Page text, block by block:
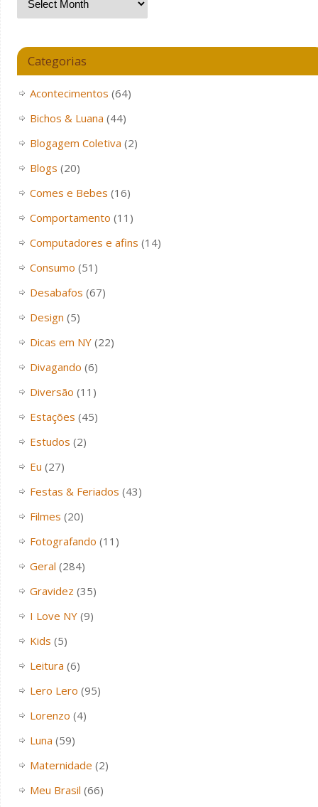
Categorias
Acontecimentos (64)
Bichos & Luana (44)
Blogagem Coletiva (2)
Blogs (20)
Comes e Bebes (16)
Comportamento (11)
Computadores e afins (14)
Consumo (51)
Desabafos (67)
Design (5)
Dicas em NY(22)
Divagando (6)
Diversão (11)
Estações (45)
Estudos (2)
Eu (27)
Festas & Feriados (43)
Filmes (20)
Fotografando (11)
Geral (284)
Gravidez (35)
I Love NY(9)
Kids (5)
Leitura (6)
Lero Lero (95)
Lorenzo (4)
Luna (59)
Maternidade (2)
Meu Brasil (66)